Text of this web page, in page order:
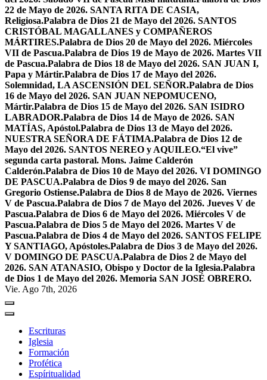
22 de Mayo de 2026. SANTA RITA DE CASIA,
Religiosa.Palabra de Dios 21 de Mayo del 2026. SANTOS
CRISTÓBAL MAGALLANES y COMPAÑEROS
MÁRTIRES.Palabra de Dios 20 de Mayo del 2026. Miércoles
VII de Pascua.Palabra de Dios 19 de Mayo de 2026. Martes VII
de Pascua.Palabra de Dios 18 de Mayo del 2026. SAN JUAN I,
Papa y Mártir.Palabra de Dios 17 de Mayo del 2026.
Solemnidad, LA ASCENSIÓN DEL SEÑOR.Palabra de Dios
16 de Mayo del 2026. SAN JUAN NEPOMUCENO,
Mártir.Palabra de Dios 15 de Mayo del 2026. SAN ISIDRO
LABRADOR.Palabra de Dios 14 de Mayo de 2026. SAN
MATÍAS, Apóstol.Palabra de Dios 13 de Mayo del 2026.
NUESTRA SEÑORA DE FÁTIMA.Palabra de Dios 12 de
Mayo del 2026. SANTOS NEREO y AQUILEO.“El vive”
segunda carta pastoral. Mons. Jaime Calderón
Calderón.Palabra de Dios 10 de Mayo del 2026. VI DOMINGO
DE PASCUA.Palabra de Dios 9 de mayo del 2026. San
Gregorio Ostiense.Palabra de Dios 8 de Mayo de 2026. Viernes
V de Pascua.Palabra de Dios 7 de Mayo del 2026. Jueves V de
Pascua.Palabra de Dios 6 de Mayo del 2026. Miércoles V de
Pascua.Palabra de Dios 5 de Mayo del 2026. Martes V de
Pascua.Palabra de Dios 4 de Mayo del 2026. SANTOS FELIPE
Y SANTIAGO, Apóstoles.Palabra de Dios 3 de Mayo del 2026.
V DOMINGO DE PASCUA.Palabra de Dios 2 de Mayo del
2026. SAN ATANASIO, Obispo y Doctor de la Iglesia.Palabra
de Dios 1 de Mayo del 2026. Memoria SAN JOSÉ OBRERO.
Vie. Ago 7th, 2026
Escrituras
Iglesia
Formación
Profética
Espíritualidad